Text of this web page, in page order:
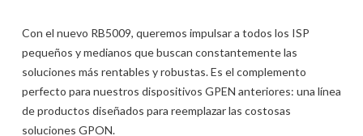
Con el nuevo RB5009, queremos impulsar a todos los ISP
pequeños y medianos que buscan constantemente las
soluciones más rentables y robustas. Es el complemento
perfecto para nuestros dispositivos GPEN anteriores: una línea
de productos diseñados para reemplazar las costosas
soluciones GPON.